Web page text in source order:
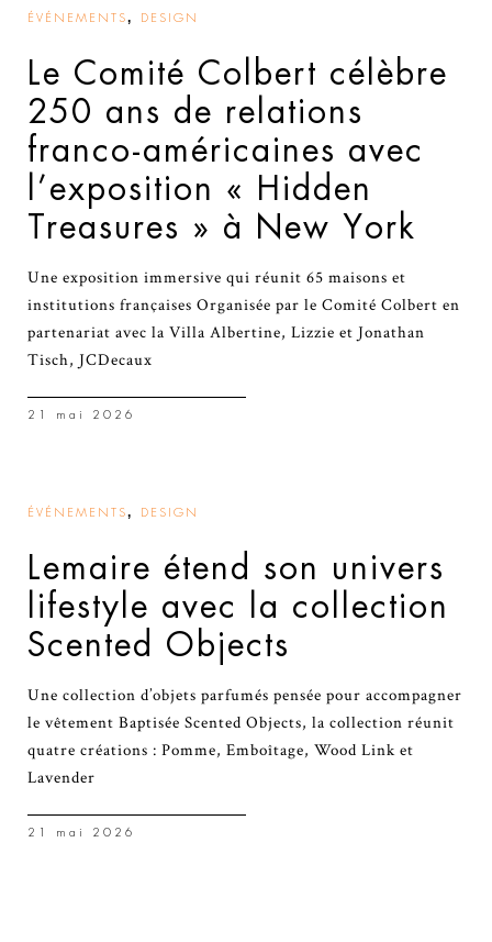
ÉVÉNEMENTS, DESIGN
Le Comité Colbert célèbre
250 ans de relations
franco-américaines avec
l’exposition « Hidden
Treasures » à New York
Une exposition immersive qui réunit 65 maisons et
institutions françaises Organisée par le Comité Colbert en
partenariat avec la Villa Albertine, Lizzie et Jonathan
Tisch, JCDecaux
21 mai 2026
ÉVÉNEMENTS, DESIGN
Lemaire étend son univers
lifestyle avec la collection
Scented Objects
Une collection d’objets parfumés pensée pour accompagner
le vêtement Baptisée Scented Objects, la collection réunit
quatre créations : Pomme, Emboîtage, Wood Link et
Lavender
21 mai 2026